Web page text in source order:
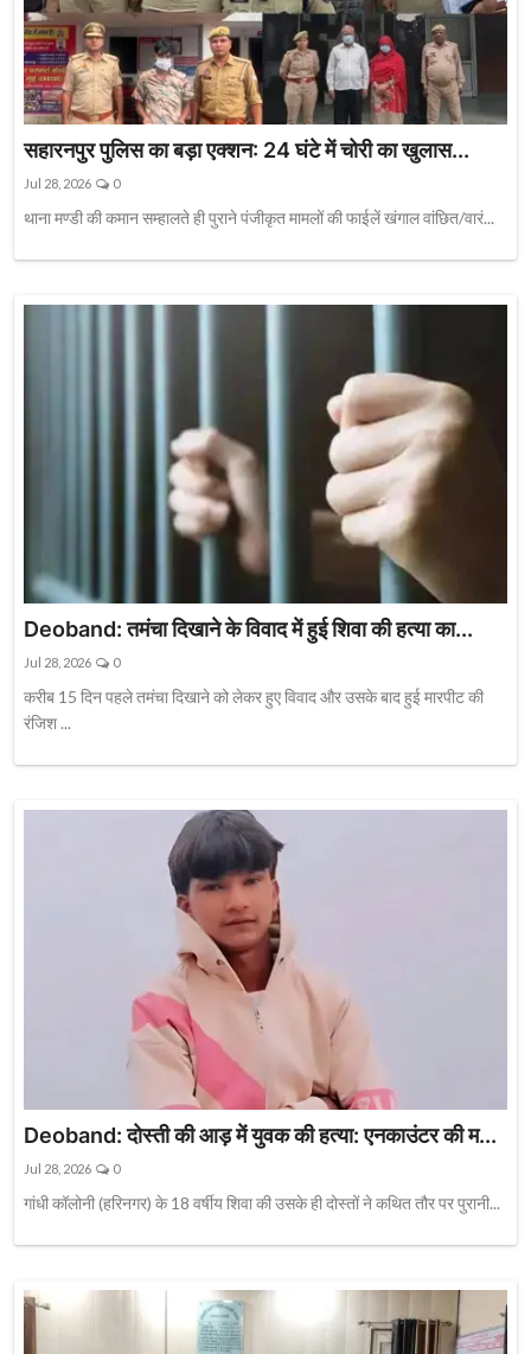
सहारनपुर पुलिस का बड़ा एक्शन: 24 घंटे में चोरी का खुलास...
Jul 28, 2026 0
थाना मण्डी की कमान सम्हालते ही पुराने पंजीकृत मामलों की फाईलें खंगाल वांछित/वारं...
Deoband: तमंचा दिखाने के विवाद में हुई शिवा की हत्या का...
Jul 28, 2026 0
करीब 15 दिन पहले तमंचा दिखाने को लेकर हुए विवाद और उसके बाद हुई मारपीट की
रंजिश ...
Deoband: दोस्ती की आड़ में युवक की हत्या: एनकाउंटर की म...
Jul 28, 2026 0
गांधी कॉलोनी (हरिनगर) के 18 वर्षीय शिवा की उसके ही दोस्तों ने कथित तौर पर पुरानी...